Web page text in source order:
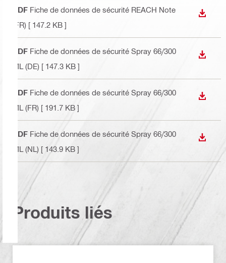
PDF Fiche de données de sécurité REACH Note
(FR) [ 147.2 KB ]
PDF Fiche de données de sécurité Spray 66/300
ML (DE) [ 147.3 KB ]
PDF Fiche de données de sécurité Spray 66/300
ML (FR) [ 191.7 KB ]
PDF Fiche de données de sécurité Spray 66/300
ML (NL) [ 143.9 KB ]
Produits liés